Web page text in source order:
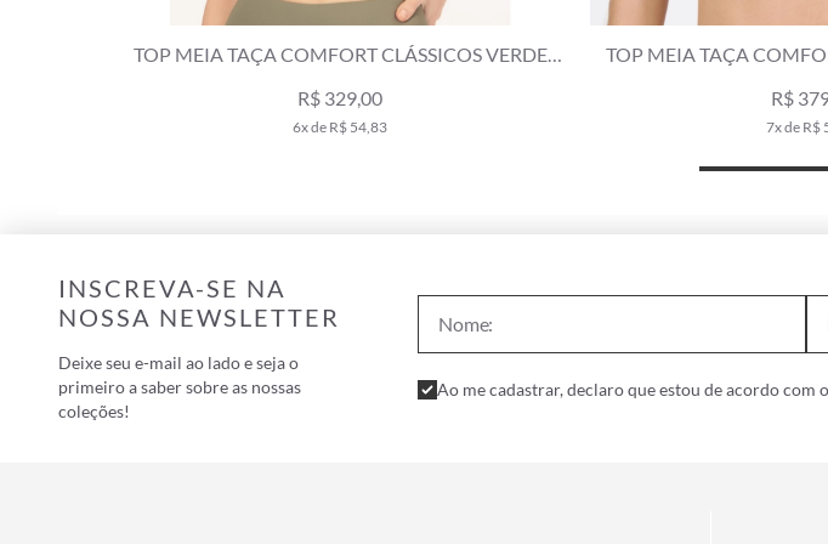
TOP MEIA TAÇA COMFORT CLÁSSICOS VERDE
R$ 329,00
6x de R$ 54,83
TOP MEIA TAÇA
R$
7x de R$
INSCREVA-SE NA
NOSSA NEWSLETTER
Deixe seu e-mail ao lado e seja o
primeiro a saber sobre as nossas
coleções!
Ao me cadastrar, declaro que estou de acordo com